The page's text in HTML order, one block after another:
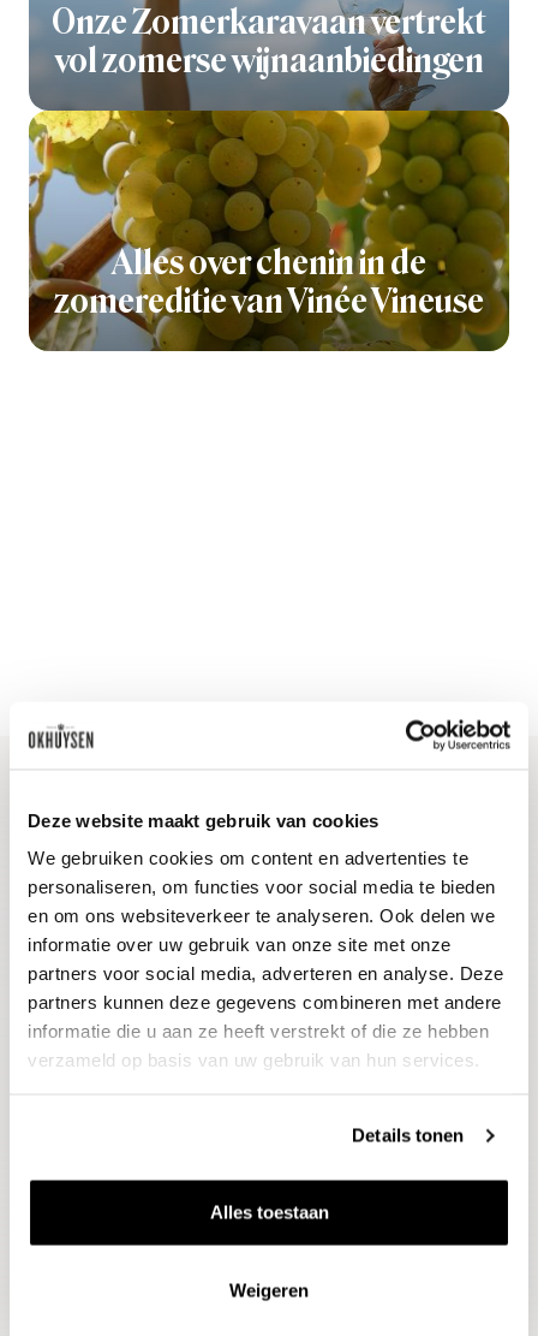
Deze website maakt gebruik van cookies
We gebruiken cookies om content en advertenties te
personaliseren, om functies voor social media te bieden
en om ons websiteverkeer te analyseren. Ook delen we
informatie over uw gebruik van onze site met onze
partners voor social media, adverteren en analyse. Deze
partners kunnen deze gegevens combineren met andere
informatie die u aan ze heeft verstrekt of die ze hebben
verzameld op basis van uw gebruik van hun services.
Details tonen
Alles toestaan
Weigeren
Onze Zomerkaravaan vertrekt
vol zomerse wijnaanbiedingen
Alles over chenin in de
zomereditie van Vinée Vineuse
Blijf op de hoogte
Ontvang het laatste wijnnieuws, proeverijen en
evenementen
E-mailadres
Aanmelden
Thema's